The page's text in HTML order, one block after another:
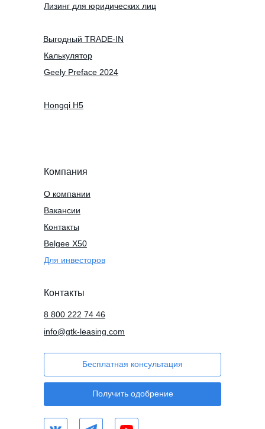
Компания
О компании
Вакансии
Контакты
Для инвесторов
Контакты
info@gtk-leasing.com
Бесплатная консультация
Получить одобрение
Belgee X50
Лизинг для юридических лиц
Калькулятор
Hongqi H5
8 800 222 74 46
Выгодный TRADE-IN
Geely Preface 2024